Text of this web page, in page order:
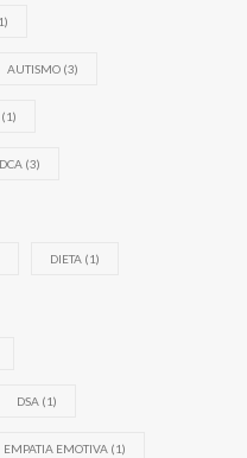
AUTISMO (3)
(1)
DCA (3)
DIETA (1)
DSA (1)
EMPATIA EMOTIVA (1)